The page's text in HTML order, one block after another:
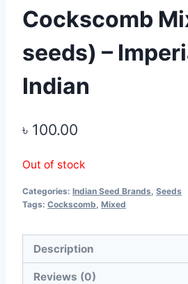
Cockscomb
seeds) –
Indian
৳ 100.00
Out of stock
Categories: Indian Seed Brands Seeds
Tags: Cockscomb Mixed
Description
Reviews (0)